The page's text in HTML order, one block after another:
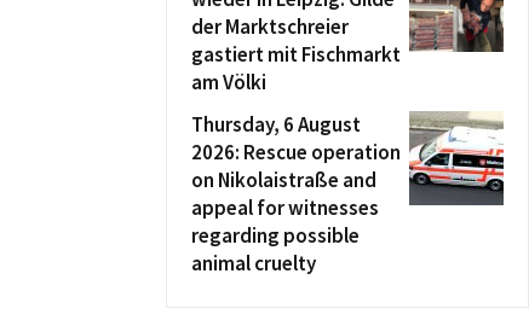
der Marktschreier
gastiert mit Fischmarkt
am Völki
Thursday, 6 August
2026: Rescue operation
on Nikolaistraße and
appeal for witnesses
regarding possible
animal cruelty